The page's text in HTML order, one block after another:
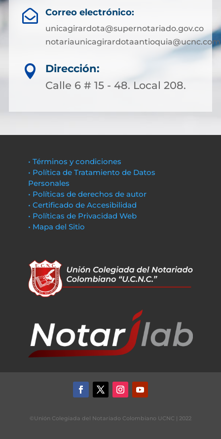
 Correo electrónico:
unicagirardota@supernotariado.gov.co

Dirección:
Calle 6 # 15 - 48. Local 208.
• Términos y condiciones
• Política de Tratamiento de Datos
Personales
• Políticas de derechos de autor
• Certificado de Accesibilidad
• Políticas de Privacidad Web
• Mapa del Sitio
©Unión Colegiada del Notariado Colombiano UCNC | 2022